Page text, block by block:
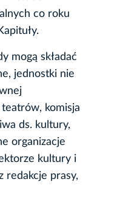
co roku
mogą składać
jednostki nie
komisja
ds. kultury,
organizacje
kultury i
redakcje prasy,